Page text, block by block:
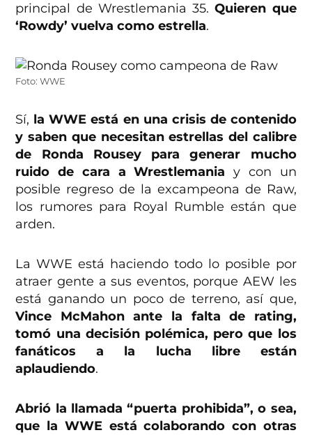
principal de Wrestlemania 35.Quieren que
‘Rowdy’ vuelva como estrella.
Foto: WWE
Sí, la WWE está en una crisis de contenido
y saben que necesitan estrellas del calibre
de Ronda Rousey para generar mucho
ruido de cara a Wrestlemania y con un
posible regreso de la excampeona de Raw,
los rumores para Royal Rumble están que
arden.
La WWE está haciendo todo lo posible por
atraer gente a sus eventos, porque AEW les
está ganando un poco de terreno, así que,
Vince McMahon ante la falta de rating,
tomó una decisión polémica, pero que los
fanáticos a la lucha libre están
aplaudiendo.
Abrió la llamada “puerta prohibida”, o sea,
que la WWE está colaborando con otras